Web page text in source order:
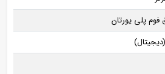
فوم پلی یورتان